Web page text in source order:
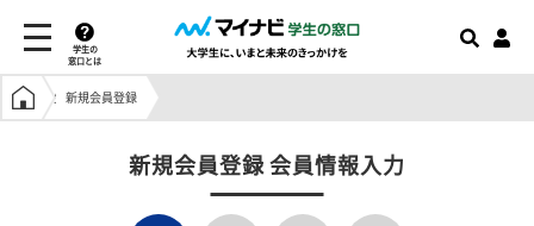
学生の
窓口とは
学生の窓口トップ
新規会員登録
新規会員登録 会員情報入力